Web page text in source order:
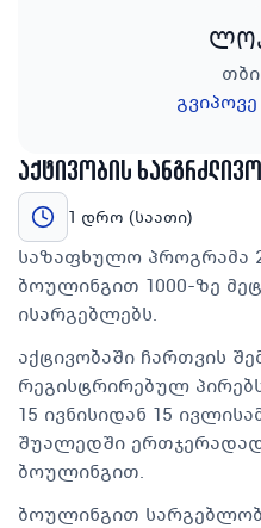
აქტივობის
1 დრო (საათი)
საზაფხულო პროგრამა
ბოულინგით 1000-ზე
ისარგებლებს.
აქტივობაში ჩართვის
რეგისტრირებულ
15 ივნისიდან 15
შუალედში
ბოულინგით.
ბოულინგით